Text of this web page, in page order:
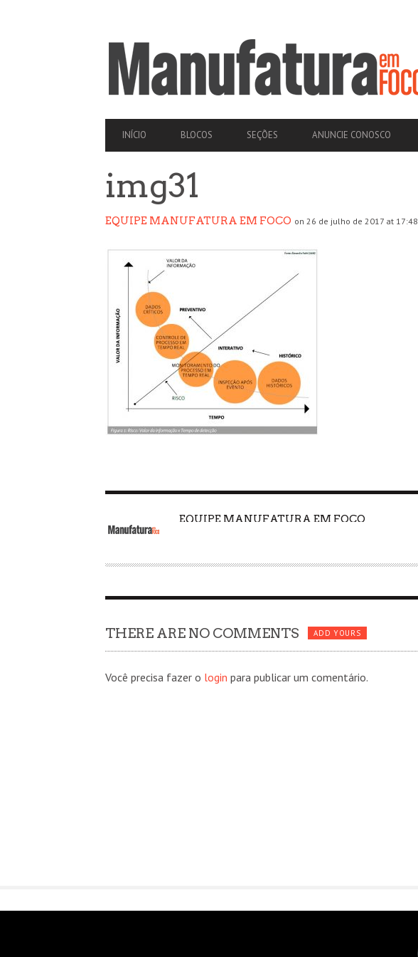
PRIMARY
NAVIGATION
INÍCIO BLOCOS SEÇÕES ANUNCIE CONOSCO
img31
EQUIPE MANUFATURA EM FOCO on 26 de julho de 2017 at 17:48
A
T
O
EQUIPE MANUFATURA EM FOCO
THERE ARE NO COMMENTS ADD YOURS
Você precisa fazer o login para publicar um comentário.